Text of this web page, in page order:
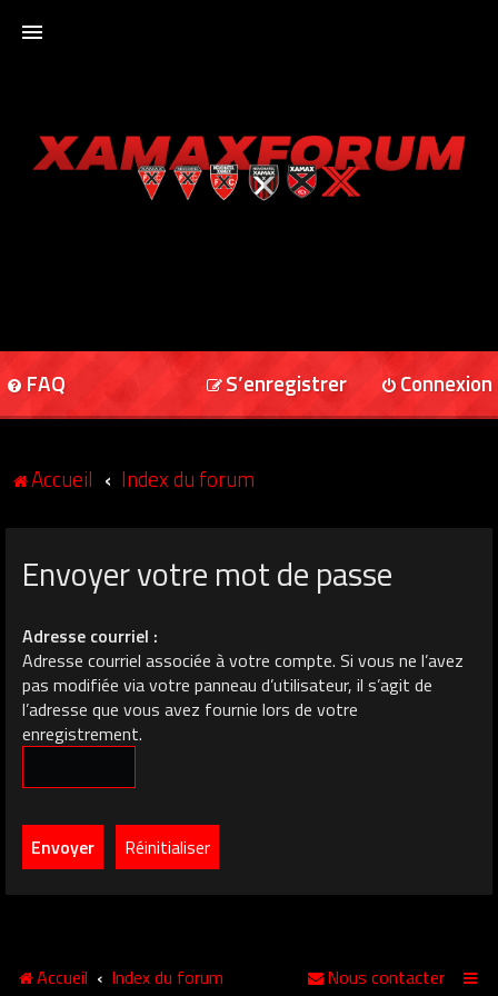
XAMAXFORUM
FAQ Connexion
S’enregistrer
Accueil Index du forum
Envoyer votre mot de passe
Adresse courriel :
Adresse courriel associée à votre compte. Si vous ne l’avez
pas modifiée via votre panneau d’utilisateur, il s’agit de
l’adresse que vous avez fournie lors de votre
enregistrement.
Accueil Index du forum Nous contacter